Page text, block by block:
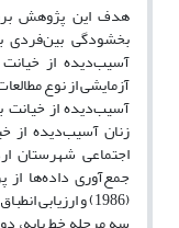
هدف این پژوهش
بخشودگی بین‌فردی
آسیب‌دیده از
آسیب‌دیده از
اجتماعی شهرستان
جمع‌آوری داده‌ها